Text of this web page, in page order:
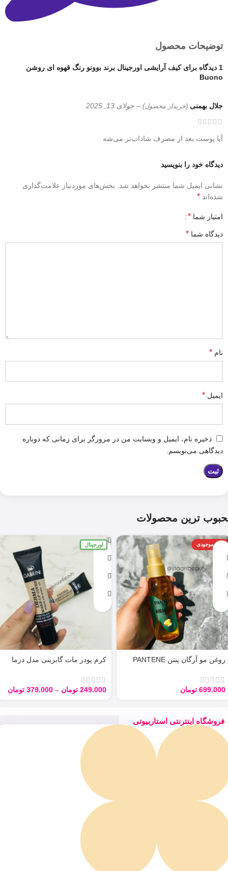
توضیحات محصول
1 دیدگاه برای
کیف آرایشی اورجینال برند بوونو رنگ قهوه ای روشن
Buono
جلال بهمنی (خریدار محصول) – جولای 13, 2025
آیا پوست بعد از مصرف شاداب‌تر می‌شه
دیدگاه خود را بنویسید
نشانی ایمیل شما منتشر نخواهد شد.
بخش‌های موردنیاز علامت‌گذاری
شده‌اند *
امتیاز شما *
دیدگاه شما *
نام *
ایمیل *
ذخیره نام، ایمیل و وبسایت من در مرورگر برای زمانی که دوباره
دیدگاهی می‌نویسم.
ترین محصولات
اتمام موجودی
روغن مو آرگان پنتن PANTENE
699.000 تومان
اورجینال
کرم پودر مات گابرینی مدل درما
249.000 تومان –
379.000 تومان
فروشگاه اینترنتی استاربیوتی